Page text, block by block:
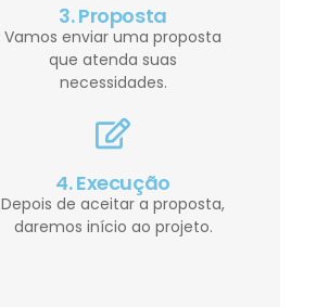
3. Proposta
Vamos enviar uma proposta
que atenda suas
necessidades.
4. Execução
Depois de aceitar a proposta,
daremos início ao projeto.